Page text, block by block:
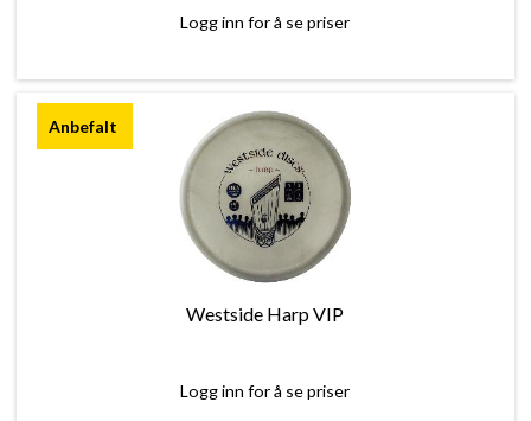
Logg inn for å se priser
Westside Harp VIP
Logg inn for å se priser